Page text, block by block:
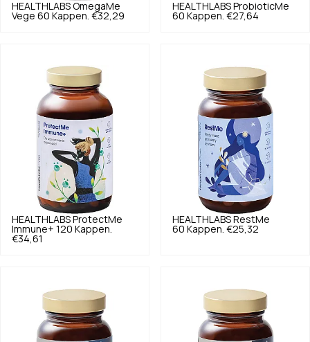
HEALTHLABS OmegaMe
Vege 60 Kappen. €32,29
HEALTHLABS ProbioticMe
60 Kappen. €27,64
HEALTHLABS ProtectMe
Immune+ 120 Kappen.
€34,61
HEALTHLABS RestMe
60 Kappen. €25,32